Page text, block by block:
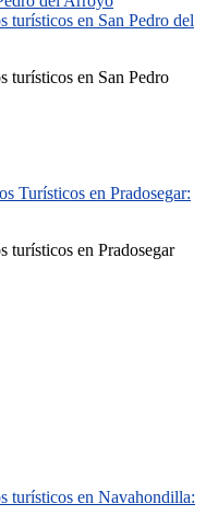
turísticos en San Pedro del
turísticos en San Pedro
Turísticos en Pradosegar:
turísticos en Pradosegar
turísticos en Navahondilla: